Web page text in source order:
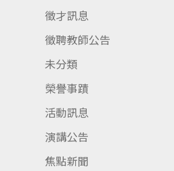
徵才訊息
徵聘教師公告
未分類
榮譽事蹟
活動訊息
演講公告
焦點新聞